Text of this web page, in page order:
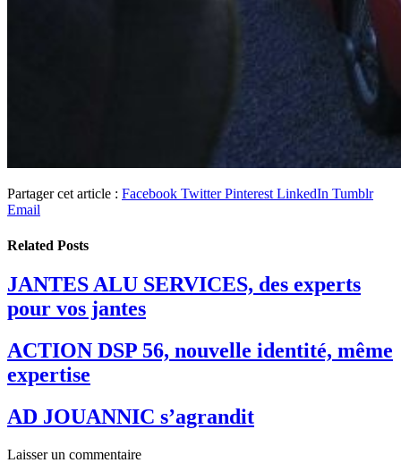
Partager cet article : Facebook Twitter Pinterest LinkedIn Tumblr
Email
Related Posts
JANTES ALU SERVICES, des experts
pour vos jantes
ACTION DSP 56, nouvelle identité, même
expertise
AD JOUANNIC s’agrandit
Laisser un commentaire